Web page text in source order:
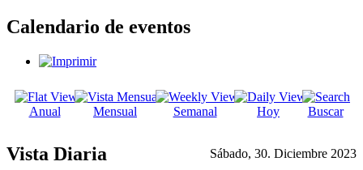
Calendario de eventos
Anual Mensual Semanal Hoy Buscar
Vista Diaria Sábado, 30. Diciembre 2023